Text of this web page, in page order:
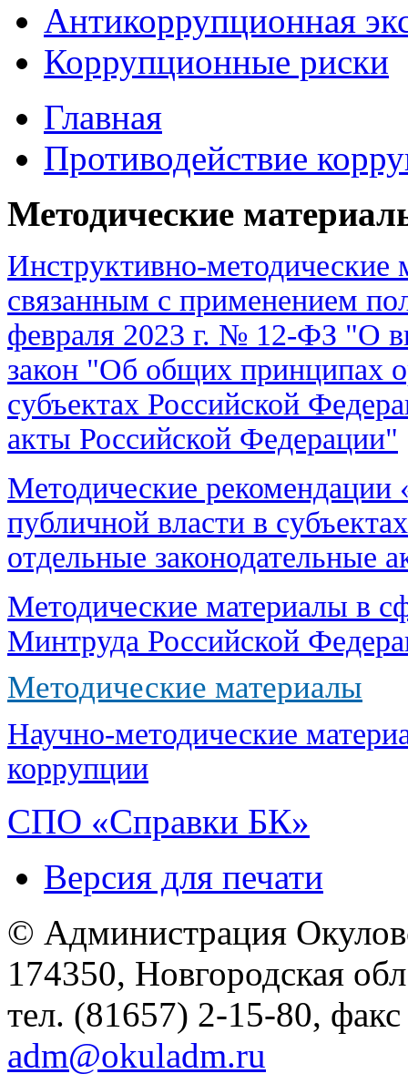
Антикоррупционная
Коррупционные риски
Главная
Противодействие
Методические
Инструктивно-
связанным с применением
февраля 2023 г. № 12-ФЗ "О
закон "Об общих принципах
субъектах Российской
акты Российской Федерации"
Методические
публичной власти в
отдельные законодательные
Методические материалы в
Минтруда Российской
Методические материалы
Научно-методические
коррупции
СПО «Справки БК»
Версия для печати
© Администрация
174350, Новгородская
тел. (81657) 2-15-80,
adm@okuladm.ru